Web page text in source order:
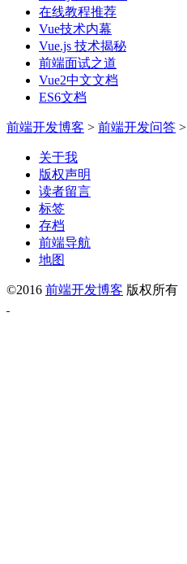
在线教程推荐
Vue技术内幕
Vue.js 技术揭秘
前端面试之道
Vue2中文文档
ES6文档
前端开发博客 > 前端开发问答 >
关于我
版权声明
读者留言
标签
存档
前端导航
地图
©2016 前端开发博客 版权所有